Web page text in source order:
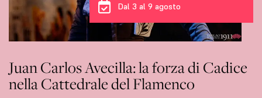
Dal 3 al 6 agosto
Carmen Young: l’eleganza fatta ballo al
Tablao 1911